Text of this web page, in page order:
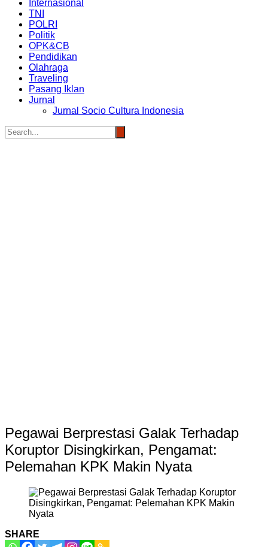
Internasional
TNI
POLRI
Politik
OPK&CB
Pendidikan
Olahraga
Traveling
Pasang Iklan
Jurnal
Jurnal Socio Cultura Indonesia
Pegawai Berprestasi Galak Terhadap
Koruptor Disingkirkan, Pengamat:
Pelemahan KPK Makin Nyata
SHARE